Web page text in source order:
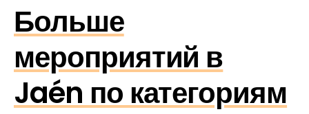
Больше
мероприятий в
Jaén по категориям